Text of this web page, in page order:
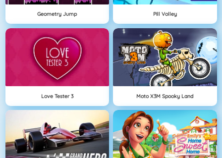
Geometry Jump Pill Volley
Love Tester 3 Moto X3M Spooky Land